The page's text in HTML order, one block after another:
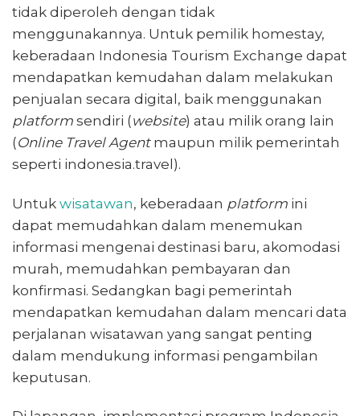
tidak diperoleh dengan tidak
menggunakannya. Untuk pemilik homestay,
keberadaan Indonesia Tourism Exchange dapat
mendapatkan kemudahan dalam melakukan
penjualan secara digital, baik menggunakan
platform sendiri (website) atau milik orang lain
(Online Travel Agentmaupun milik pemerintah
seperti indonesia.travel).
Untuk wisatawan, keberadaan platform ini
dapat memudahkan dalam menemukan
informasi mengenai destinasi baru, akomodasi
murah, memudahkan pembayaran dan
konfirmasi. Sedangkan bagi pemerintah
mendapatkan kemudahan dalam mencari data
perjalanan wisatawan yang sangat penting
dalam mendukung informasi pengambilan
keputusan.